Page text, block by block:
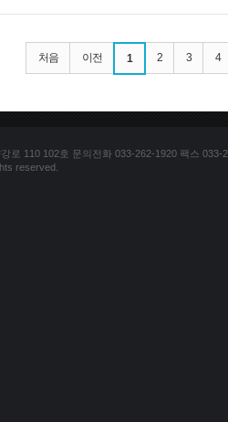
처음 이전 1 2 3 4
로 110 102호 문의전화 033-262-1920 팩스 033-
reserved.